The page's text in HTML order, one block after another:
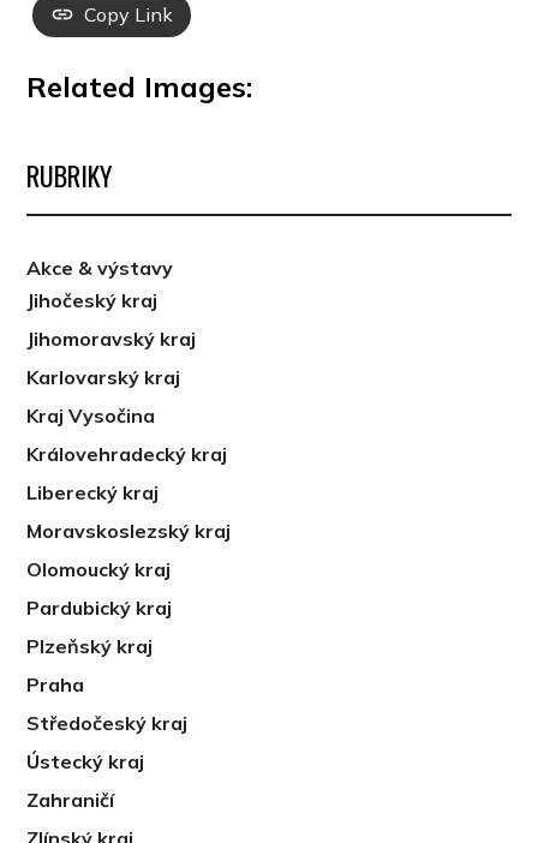
Copy Link
Related Images:
RUBRIKY
Akce & výstavy
Jihočeský kraj
Jihomoravský kraj
Karlovarský kraj
Kraj Vysočina
Královehradecký kraj
Liberecký kraj
Moravskoslezský kraj
Olomoucký kraj
Pardubický kraj
Plzeňský kraj
Praha
Středočeský kraj
Ústecký kraj
Zahraničí
Zlínský kraj